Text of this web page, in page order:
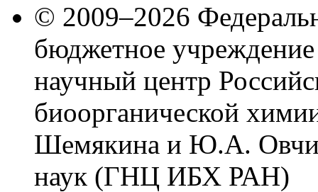
© 2009–2026
бюджетное
научный центр
биоорганической
Шемякина и Ю.А.
наук (ГНЦ ИБХ РАН)